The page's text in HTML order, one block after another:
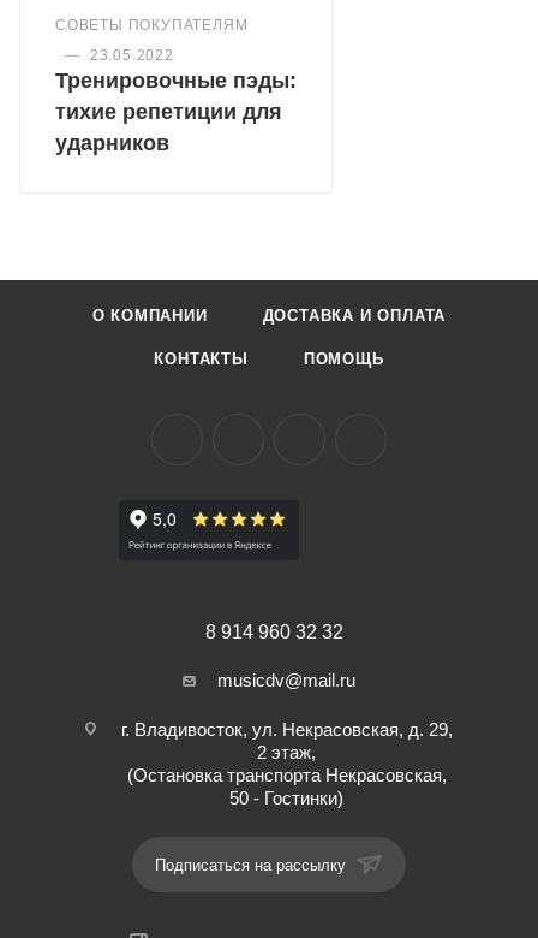
СОВЕТЫ ПОКУПАТЕЛЯМ
—
23.05.2022
Тренировочные пэды:
тихие репетиции для
ударников
О КОМПАНИИ ДОСТАВКА И ОПЛАТА
КОНТАКТЫ ПОМОЩЬ
8 914 960 32 32
musicdv@mail.ru
г. Владивосток, ул. Некрасовская, д. 29,
2 этаж,
(Остановка транспорта Некрасовская,
50 - Гостинки)
Подписаться на рассылку